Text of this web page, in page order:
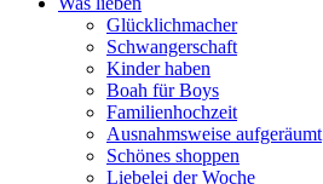
Glücklichmacher
Schwangerschaft
Kinder haben
Boah für Boys
Familienhochzeit
Ausnahmsweise aufgeräumt
Schönes shoppen
Liebelei der Woche